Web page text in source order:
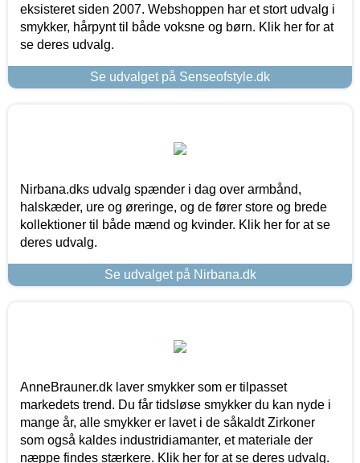
eksisteret siden 2007. Webshoppen har et stort udvalg i
smykker, hårpynt til både voksne og børn. Klik her for at
se deres udvalg.
Se udvalget på Senseofstyle.dk
Nirbana.dks udvalg spænder i dag over armbånd,
halskæder, ure og øreringe, og de fører store og brede
kollektioner til både mænd og kvinder. Klik her for at se
deres udvalg.
Se udvalget på Nirbana.dk
AnneBrauner.dk laver smykker som er tilpasset
markedets trend. Du får tidsløse smykker du kan nyde i
mange år, alle smykker er lavet i de såkaldt Zirkoner
som også kaldes industridiamanter, et materiale der
næppe findes stærkere. Klik her for at se deres udvalg.